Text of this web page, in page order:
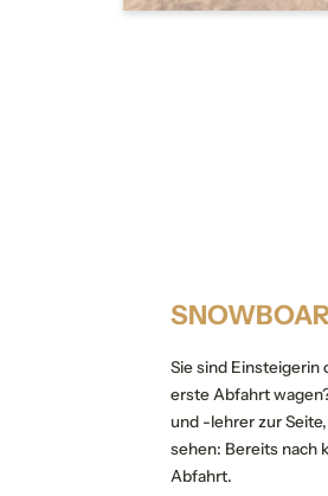
Sie sind Einsteigerin
erste Abfahrt
und -lehrer zur
sehen: Bereits nach
Abfahrt.